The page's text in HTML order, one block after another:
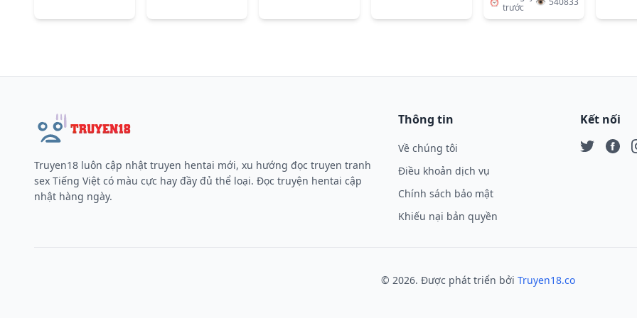
trước
Truyen18 luôn cập nhật truyen hentai mới, xu hướng đọc truyen tranh
sex Tiếng Việt có màu cực hay đầy đủ thể loại. Đọc truyện hentai cập
nhật hàng ngày.
Thông tin
Về chúng tôi
Điều khoản dịch vụ
Chính sách bảo mật
Khiếu nại bản quyền
Kết nối
© 2026. Được phát triển bởi Truyen18.co